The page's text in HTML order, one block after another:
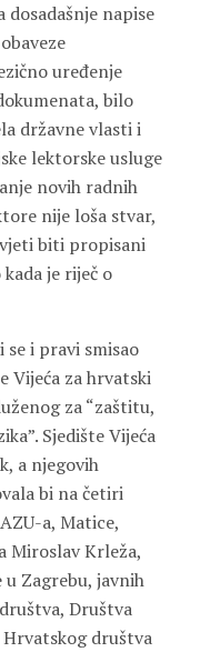
napise
uređenje
bilo
državne vlasti i
lektorske usluge
novih radnih
nije loša stvar,
biti propisani
je riječ o
i pravi smisao
Vijeća za hrvatski
za “zaštitu,
Sjedište Vijeća
a njegovih
bi na četiri
a, Matice,
Miroslav Krleža,
Zagrebu, javnih
Društva
društva